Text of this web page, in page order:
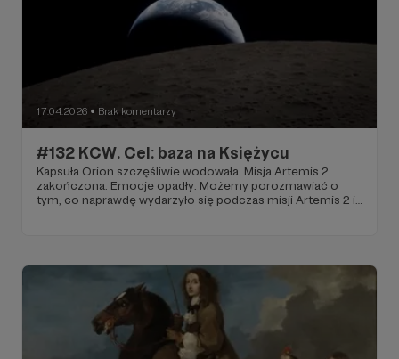
17.04.2026 ● Brak komentarzy
#132 KCW. Cel: baza na Księżycu
Kapsuła Orion szczęśliwie wodowała. Misja Artemis 2
zakończona. Emocje opadły. Możemy porozmawiać o
tym, co naprawdę wydarzyło się podczas misji Artemis 2 i
całkowicie niemożliwa, astronauci byli świadkami wschodu
i zachodu Ziemi. Wschodu i zachodu Ziemi!